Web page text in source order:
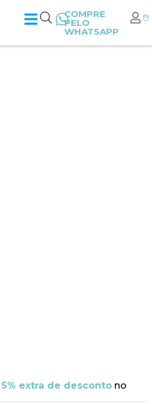
COMPRE
PELO
WHATSAPP
5% extra de descontono